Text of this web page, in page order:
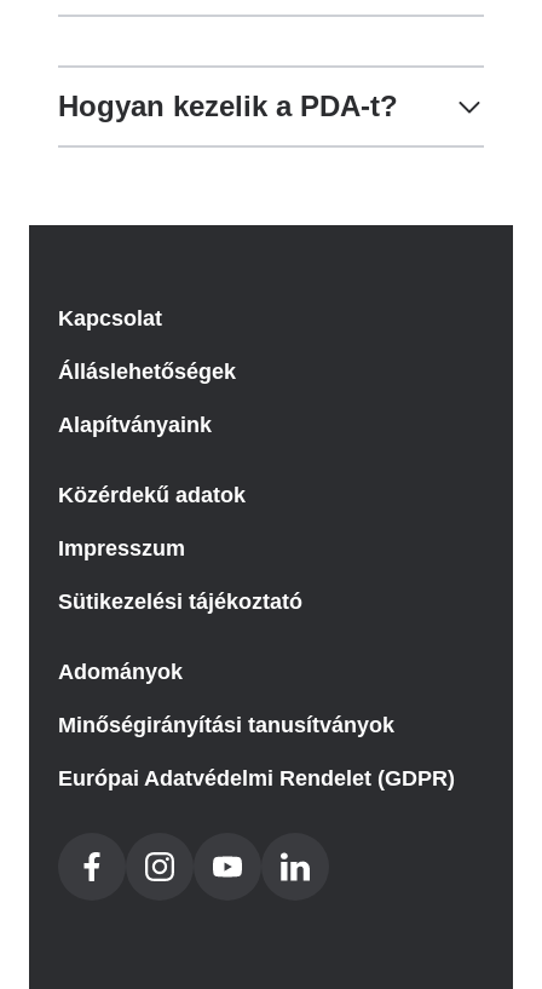
Hogyan kezelik a PDA-t?
Kapcsolat
Álláslehetőségek
Alapítványaink
Közérdekű adatok
Impresszum
Sütikezelési tájékoztató
Adományok
Minőségirányítási tanusítványok
Európai Adatvédelmi Rendelet (GDPR)